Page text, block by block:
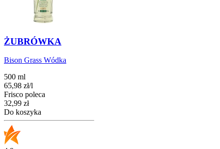
ŻUBRÓWKA
Bison Grass Wódka
500 ml
65,98 zł/l
Frisco poleca
Cena
32,99 zł
Do koszyka